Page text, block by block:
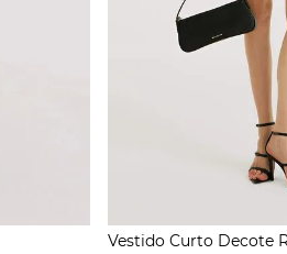
Vestido Curto Decote